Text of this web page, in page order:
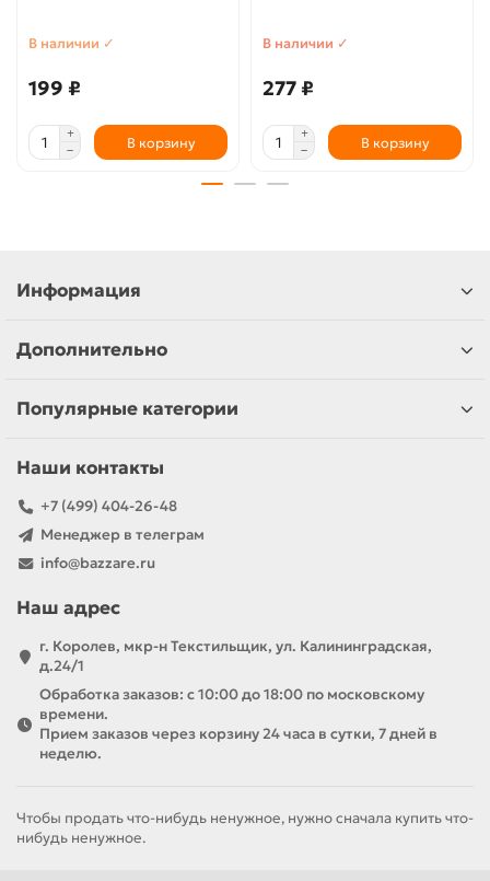
В наличии ✓
199 ₽
В корзину
В наличии ✓
277 ₽
В корзину
Информация
Дополнительно
Популярные категории
Наши контакты
+7 (499) 404-26-48
Менеджер в телеграм
info@bazzare.ru
Наш адрес
г. Королев, мкр-н Текстильщик, ул. Калининградская,
д.24/1
Обработка заказов: с 10:00 до 18:00 по московскому
времени.
Прием заказов через корзину 24 часа в сутки, 7 дней в
неделю.
Чтобы продать что-нибудь ненужное, нужно сначала купить что-
нибудь ненужное.